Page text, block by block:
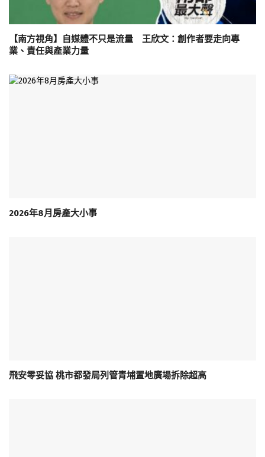
【南方視角】自媒體不只是流量 王欣文：創作者要走向專
業、責任與產業力量
2026年8月房產大小事
飛安零妥協 桃市都發局列管青埔置地廣場拆除超高